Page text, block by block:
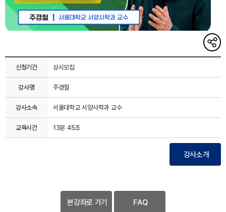
해당
게시글
링크
신청기간 상시모집
강사명 주경철
강사소속 서울대학교 서양사학과 교수
교육시간 13분 45초
강사소개
본강좌로 가기 FAQ